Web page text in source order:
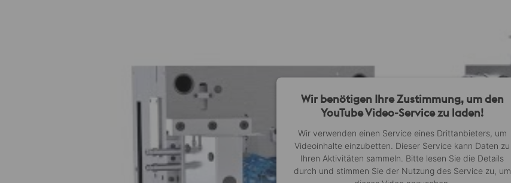
Wir benötigen Ihre Zustimmung, um den
YouTube Video-Service zu laden!
Wir verwenden einen Service eines Drittanbieters, um
Videoinhalte einzubetten. Dieser Service kann Daten zu
Ihren Aktivitäten sammeln. Bitte lesen Sie die Details
durch und stimmen Sie der Nutzung des Service zu, um